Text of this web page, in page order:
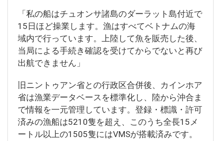
「私の船はチュオンサ諸島のダーラット島付近で
15日ほど操業します。漁はすべてベトナムの海
域内で行っています。上陸して魚を販売した後、
当局による手続き確認を受けてからでないと再び
出航できません」
旧ニントゥアン省との行政区合併後、カインホア
省は漁業データベースを標準化し、陸から沖合ま
で情報を一元管理しています。登録・標識・許可
済みの漁船は5210隻を超え、このうち全長15メ
ートル以上の1505隻にはVMSが搭載済みです。